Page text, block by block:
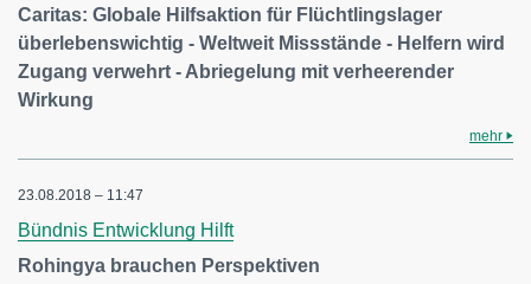
Caritas: Globale Hilfsaktion für Flüchtlingslager
überlebenswichtig - Weltweit Missstände - Helfern wird
Zugang verwehrt - Abriegelung mit verheerender
Wirkung
mehr
23.08.2018 – 11:47
Bündnis Entwicklung Hilft
Rohingya brauchen Perspektiven